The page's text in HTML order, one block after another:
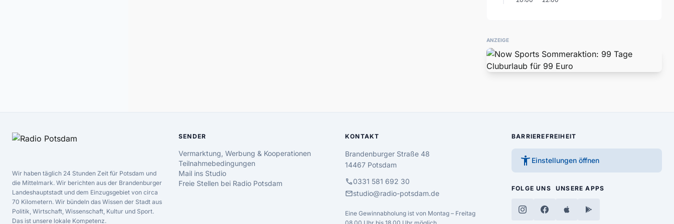
ANZEIGE
Wir haben täglich 24 Stunden Zeit für Potsdam und
die Mittelmark. Wir berichten aus der Brandenburger
Landeshauptstadt und dem Einzugsgebiet von circa
70 Kilometern. Wir bündeln das Wissen der Stadt aus
Politik, Wirtschaft, Wissenschaft, Kultur und Sport.
Das ist unsere lokale Kompetenz.
SENDER
Vermarktung, Werbung & Kooperationen
Teilnahmebedingungen
Mail ins Studio
Freie Stellen bei Radio Potsdam
KONTAKT
Brandenburger Straße 48
14467 Potsdam
call0331 581 692 30
mailstudio@radio-potsdam.de
Eine Gewinnabholung ist von Montag – Freitag
BARRIEREFREIHEIT
accessibility_new Einstellungen öffnen
FOLGE UNS UNSERE APPS